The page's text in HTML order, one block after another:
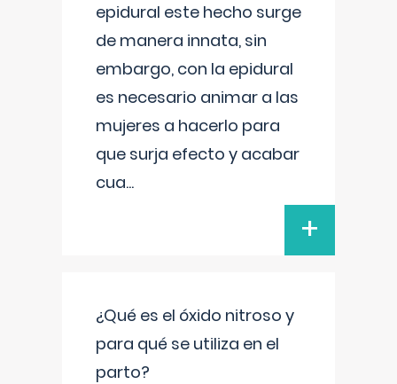
epidural este hecho surge
de manera innata, sin
embargo, con la epidural
es necesario animar a las
mujeres a hacerlo para
que surja efecto y acabar
cua...
+
¿Qué es el óxido nitroso y
para qué se utiliza en el
parto?